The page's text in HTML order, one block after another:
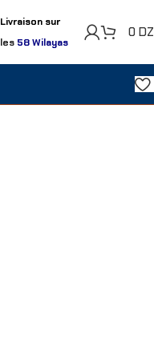
Livraison sur
les 58 Wilayas
0